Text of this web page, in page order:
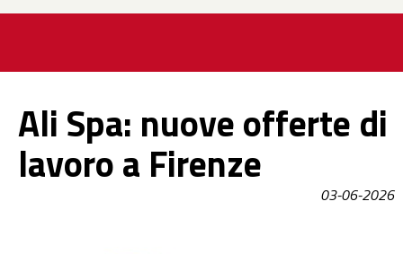
Ali Spa: nuove offerte di
lavoro a Firenze
03-06-2026